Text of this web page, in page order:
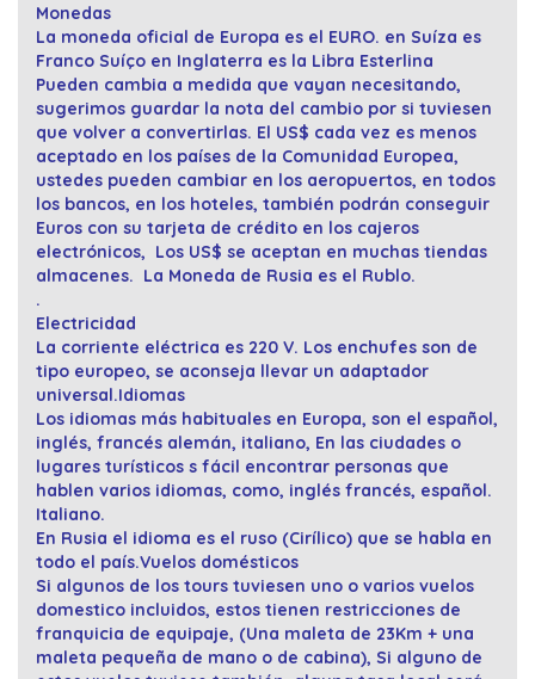
Monedas
La moneda oficial de Europa es el EURO. en Suíza es
Franco Suíço en Inglaterra es la Libra Esterlina
Pueden cambia a medida que vayan necesitando,
sugerimos guardar la nota del cambio por si tuviesen
que volver a convertirlas. El US$ cada vez es menos
aceptado en los países de la Comunidad Europea,
ustedes pueden cambiar en los aeropuertos, en todos
los bancos, en los hoteles, también podrán conseguir
Euros con su tarjeta de crédito en los cajeros
electrónicos, Los US$ se aceptan en muchas tiendas
almacenes. La Moneda de Rusia es el Rublo.
.
Electricidad
La corriente eléctrica es 220 V. Los enchufes son de
tipo europeo, se aconseja llevar un adaptador
universal.Idiomas
Los idiomas más habituales en Europa, son el español,
inglés, francés alemán, italiano, En las ciudades o
lugares turísticos s fácil encontrar personas que
hablen varios idiomas, como, inglés francés, español.
Italiano.
En Rusia el idioma es el ruso (Cirílico) que se habla en
todo el país.Vuelos domésticos
Si algunos de los tours tuviesen uno o varios vuelos
domestico incluidos, estos tienen restricciones de
franquicia de equipaje, (Una maleta de 23Km + una
maleta pequeña de mano o de cabina), Si alguno de